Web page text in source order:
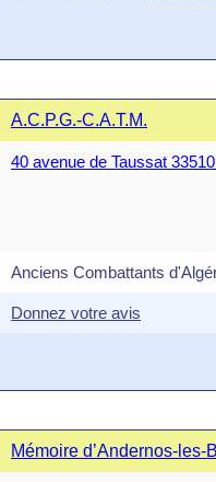
A.C.P.G.-C.A.T.M.
40 avenue de Taussat
Anciens Combattants
Donnez votre avis
Mémoire d’Andernos-les-